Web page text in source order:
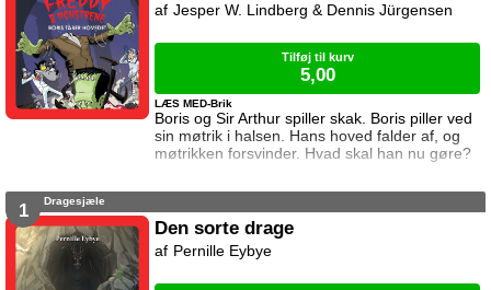
vinde. Kan Noah det? Og hvad sker der hvis
Boris og Sir Arthur spiller skak. Boris piller ved
sin møtrik i halsen. Hans hoved falder af, og
møtrikken forsvinder. Hvad skal han nu gøre?
LÆS MED-Brik
Jesper W. Lindberg & Dennis Jürgensen
Tilføj til kurv
5,00
1 Dragesjæle
Den sorte drage
Pernille Eybye